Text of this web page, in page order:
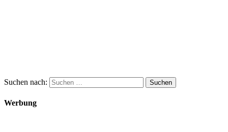
Suchen nach:
Werbung